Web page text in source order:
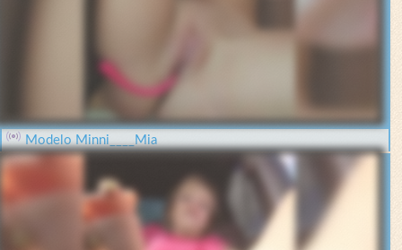
Modelo Minni____Mia